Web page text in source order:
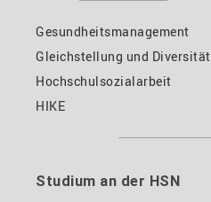
Gesundheitsmanagement
Gleichstellung und Diversität
Hochschulsozialarbeit
HIKE
Studium an der HSN